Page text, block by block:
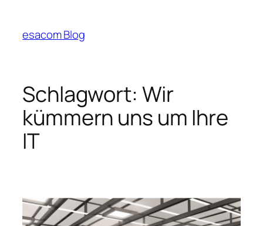
springen
esacom Blog
Schlagwort: Wir
kümmern uns um Ihre
IT